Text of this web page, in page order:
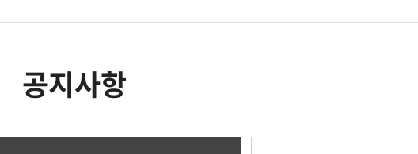
공지사항